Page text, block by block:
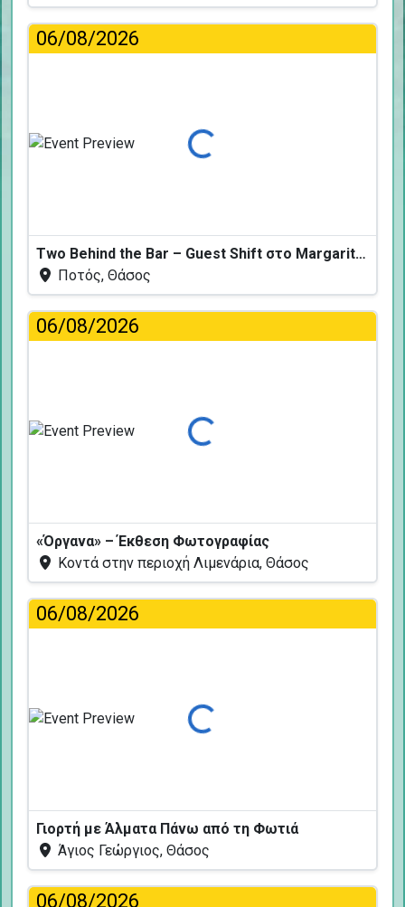
06/08/2026
Φόρτωση...
Two Behind the Bar – Guest Shift στο Margarita Fresh
Ποτός, Θάσος
06/08/2026
Φόρτωση...
«Όργανα» – Έκθεση Φωτογραφίας
Κοντά στην περιοχή Λιμενάρια, Θάσος
06/08/2026
Φόρτωση...
Γιορτή με Άλματα Πάνω από τη Φωτιά
Άγιος Γεώργιος, Θάσος
06/08/2026